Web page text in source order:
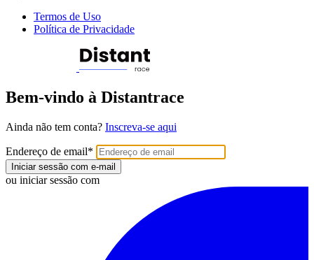
Termos de Uso
Política de Privacidade
Bem-vindo à Distantrace
Ainda não tem conta? Inscreva-se aqui
Endereço de email*
Iniciar sessão com e-mail
ou iniciar sessão com